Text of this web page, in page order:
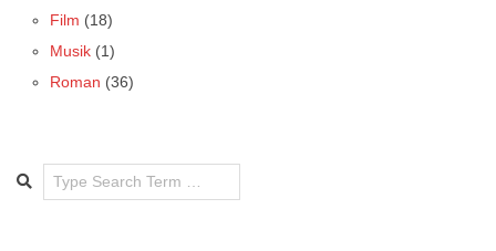
Film (18)
Musik (1)
Roman (36)
Search